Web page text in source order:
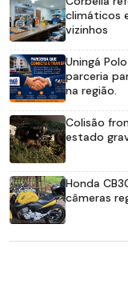
climáticos
vizinhos
Uningá
parceria
na região.
Colisão
estado
Honda
câmeras